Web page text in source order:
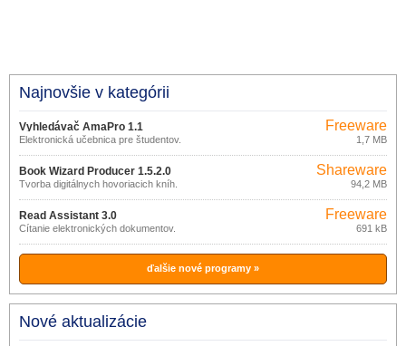
Najnovšie v kategórii
Vyhledávač AmaPro 1.1
Elektronická učebnica pre študentov.
Freeware
1,7 MB
Book Wizard Producer 1.5.2.0
Tvorba digitálnych hovoriacich kníh.
Shareware
94,2 MB
Read Assistant 3.0
Čítanie elektronických dokumentov.
Freeware
691 kB
ďalšie nové programy »
Nové aktualizácie